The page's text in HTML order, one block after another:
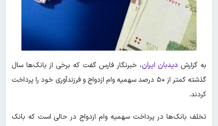
به گزارش دیدبان ایران، خبرنگار فارس گفت که برخی از بانک‌ها سال
گذشته کمتر از ۵۰ درصد سهمیه وام ازدواج و فرزندآوری خود را پرداخت
کردند.
تخلف بانک‌ها در پرداخت سهمیه وام ازدواج در حالی است که بانک